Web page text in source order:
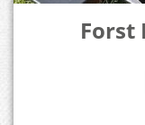
Forst